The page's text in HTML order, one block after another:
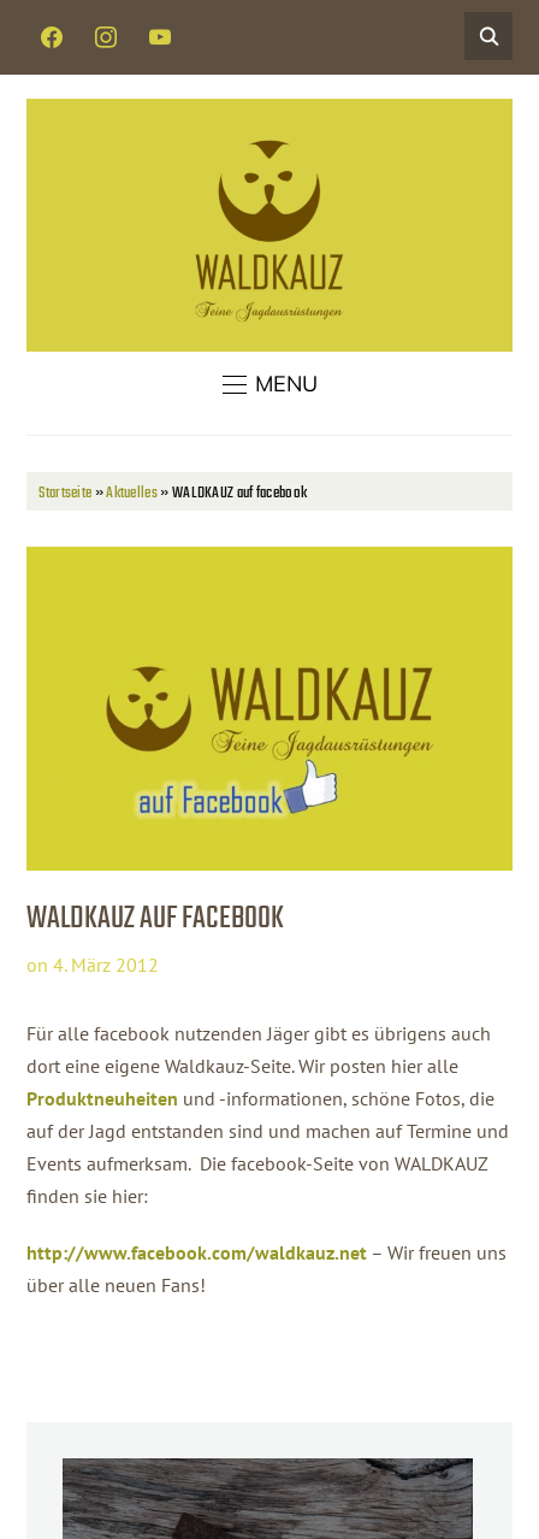
FACEBOOKINSTAGRAMYOUTUBE
MENU
Startseite»Aktuelles»WALDKAUZ auf facebook
WALDKAUZ AUF FACEBOOK
on4. März 2012
Für alle facebook nutzenden Jäger gibt es übrigens auch
dort eine eigene Waldkauz-Seite. Wir posten hier alle
Produktneuheiten und -informationen, schöne Fotos, die
auf der Jagd entstanden sind und machen auf Termine und
Events aufmerksam. Die facebook-Seite von WALDKAUZ
finden sie hier:
http://www.facebook.com/waldkauz.net – Wir freuen uns
über alle neuen Fans!